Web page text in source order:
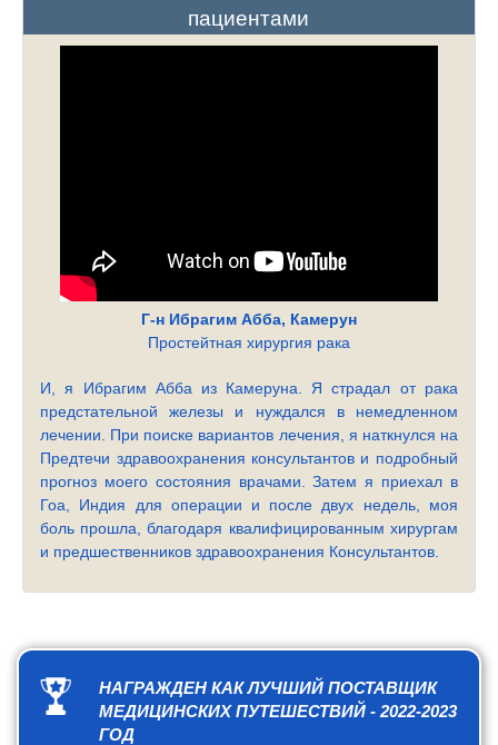
пациентами
Г-н Ибрагим Абба, Камерун
Простейтная хирургия рака
И, я Ибрагим Абба из Камеруна. Я страдал от рака
предстательной железы и нуждался в немедленном
лечении. При поиске вариантов лечения, я наткнулся на
Предтечи здравоохранения консультантов и подробный
прогноз моего состояния врачами. Затем я приехал в
Гоа, Индия для операции и после двух недель, моя
боль прошла, благодаря квалифицированным хирургам
и предшественников здравоохранения Консультантов.
НАГРАЖДЕН КАК ЛУЧШИЙ ПОСТАВЩИК
МЕДИЦИНСКИХ ПУТЕШЕСТВИЙ - 2022-2023
ГОД